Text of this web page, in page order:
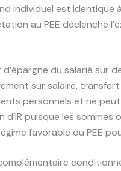
individuel est identique
au PEE déclenche
du salarié sur
sur salaire,
personnels et ne
puisque les
favorable du PEE